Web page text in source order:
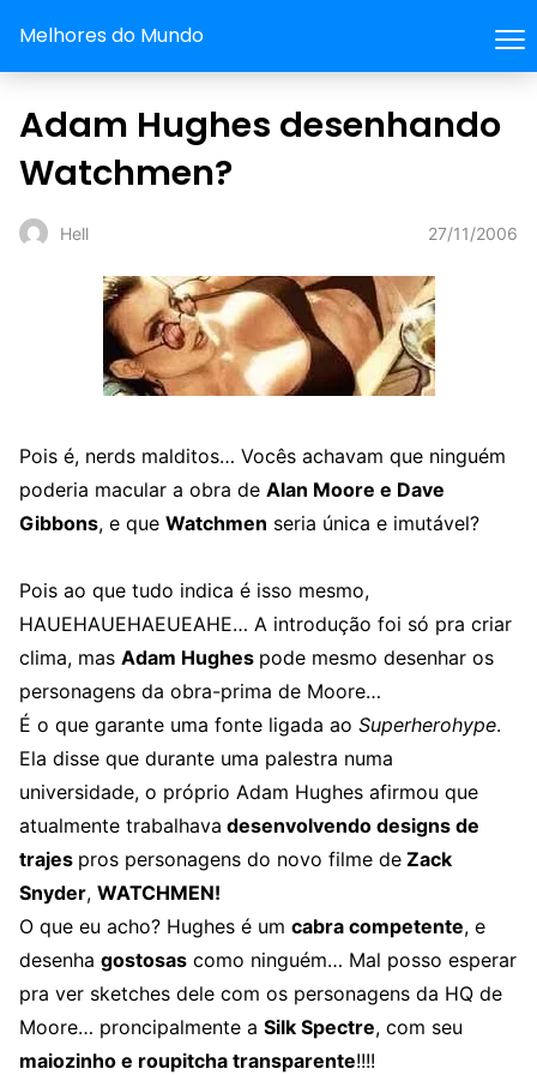
Melhores do Mundo
Adam Hughes desenhando
Watchmen?
Hell 27/11/2006
Pois é, nerds malditos… Vocês achavam que ninguém
poderia macular a obra de Alan Moore e Dave
Gibbons, e que Watchmen seria única e imutável?
Pois ao que tudo indica é isso mesmo,
HAUEHAUEHAEUEAHE… A introdução foi só pra criar
clima, mas Adam Hughes pode mesmo desenhar os
personagens da obra-prima de Moore…
É o que garante uma fonte ligada ao Superherohype.
Ela disse que durante uma palestra numa
universidade, o próprio Adam Hughes afirmou que
atualmente trabalhava desenvolvendo designs de
trajes pros personagens do novo filme de Zack
Snyder, WATCHMEN!
O que eu acho? Hughes é um cabra competente, e
desenha gostosas como ninguém… Mal posso esperar
pra ver sketches dele com os personagens da HQ de
Moore… proncipalmente a Silk Spectre, com seu
maiozinho e roupitcha transparente!!!!